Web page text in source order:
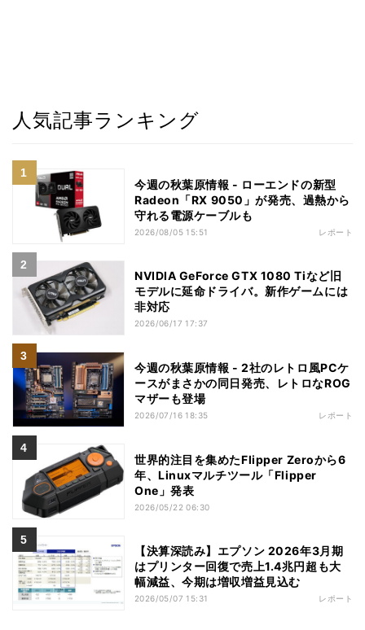
人気記事ランキング
今週の秋葉原情報 - ローエンドの新型
Radeon「RX 9050」が発売、過熱から
守れる電源ケーブルも
2026/08/05 15:51 レポート
NVIDIA GeForce GTX 1080 Tiなど旧
モデルに延命ドライバ。新作ゲームには
非対応
2026/06/17 17:37
今週の秋葉原情報 - 2社のレトロ風PCケ
ースがまさかの同日発売、レトロなROG
マザーも登場
2026/07/16 18:35 レポート
世界的注目を集めたFlipper Zeroから6
年、Linuxマルチツール「Flipper
One」発表
2026/05/22 06:30
【決算深読み】エプソン 2026年3月期
はプリンター回復で売上1.4兆円超も大
幅減益、今期は増収増益見込む
2026/05/07 15:31 レポート